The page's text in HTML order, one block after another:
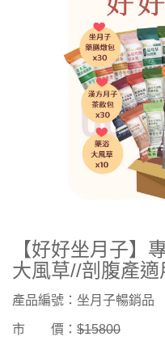
【好好坐月子】
大風草//剖腹產適
產品編號：坐月子暢銷品
市 價： $15800